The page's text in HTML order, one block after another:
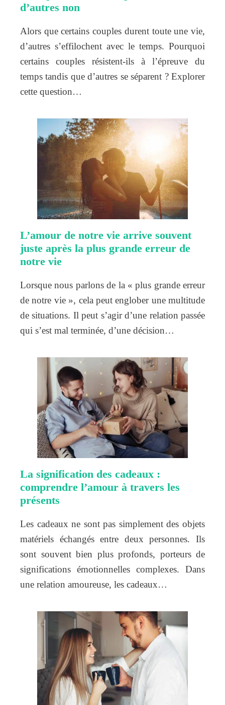
d’autres non
Alors que certains couples durent toute une vie,
d’autres s’effilochent avec le temps. Pourquoi
certains couples résistent-ils à l’épreuve du
temps tandis que d’autres se séparent ? Explorer
cette question…
L’amour de notre vie arrive souvent
juste après la plus grande erreur de
notre vie
Lorsque nous parlons de la « plus grande erreur
de notre vie », cela peut englober une multitude
de situations. Il peut s’agir d’une relation passée
qui s’est mal terminée, d’une décision…
La signification des cadeaux :
comprendre l’amour à travers les
présents
Les cadeaux ne sont pas simplement des objets
matériels échangés entre deux personnes. Ils
sont souvent bien plus profonds, porteurs de
significations émotionnelles complexes. Dans
une relation amoureuse, les cadeaux…